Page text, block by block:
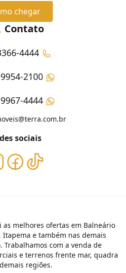
chegar
Contato
4444
2100
4444
sociais
as melhores ofertas em Balneário
Itapema e também nas demais
Trabalhamos com a venda de
e terrenos frente mar, quadra
regiões.